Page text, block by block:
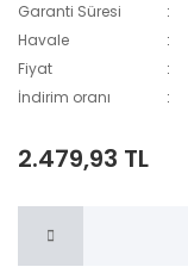
Garanti Süresi
Havale
Fiyat
İndirim oranı
2.479,93 TL